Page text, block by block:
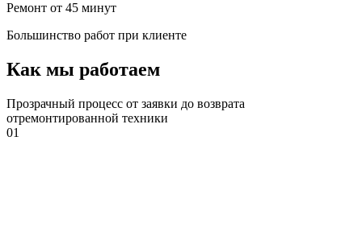
Ремонт от 45 минут
Большинство работ при клиенте
Как мы работаем
Прозрачный процесс от заявки до возврата
отремонтированной техники
01